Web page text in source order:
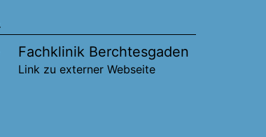
Fachklinik Berchtesgaden
Link zu externer Webseite